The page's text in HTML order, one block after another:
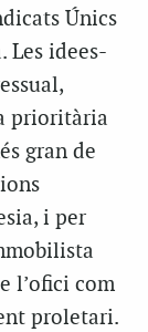
Únics
Les idees-
prioritària
gran de
i per
l’ofici com
proletari.